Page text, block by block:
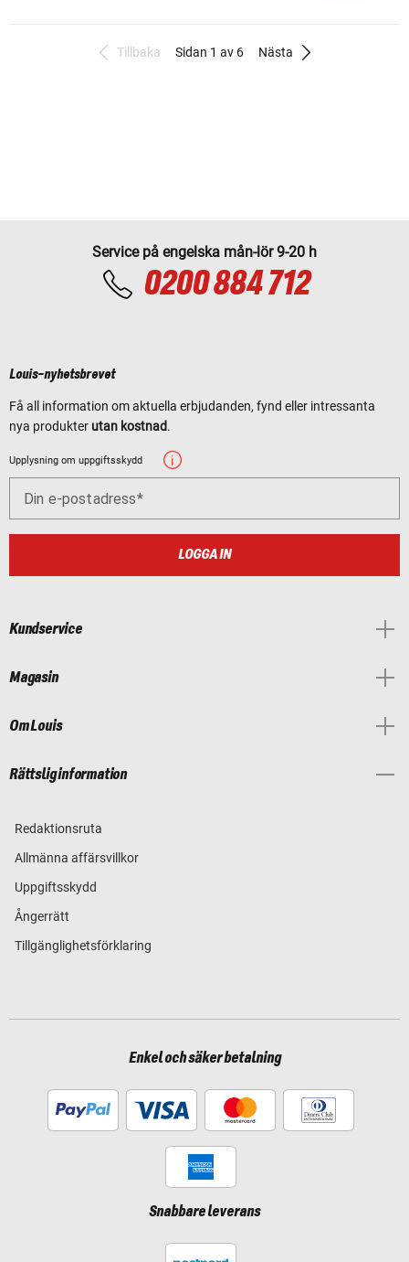
Tillbaka Sidan 1 av 6 Nästa
Service på engelska mån-lör 9-20 h
0200 884 712
Louis-nyhetsbrevet
Få all information om aktuella erbjudanden, fynd eller intressanta
nya produkter utan kostnad.
Upplysning om uppgiftsskydd
Din e-postadress
LOGGA IN
Kundservice
Magasin
Om Louis
Rättslig information
Redaktionsruta
Allmänna affärsvillkor
Uppgiftsskydd
Ångerrätt
Tillgänglighetsförklaring
Enkel och säker betalning
Snabbare leverans